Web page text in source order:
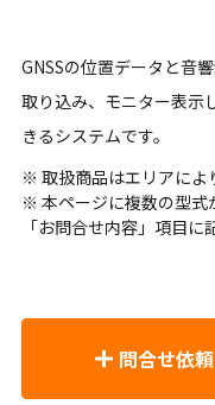
GNSSの位置データと音
取り込み、モニター表示
きるシステムです。
※ 取扱商品はエリアによ
※ 本ページに複数の型式
「お問合せ内容」項目に
問合せ依